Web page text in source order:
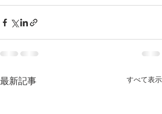
最新記事 すべて表示